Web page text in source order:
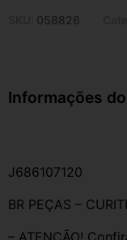
058826
Informações
J686107120
BR PEÇAS –